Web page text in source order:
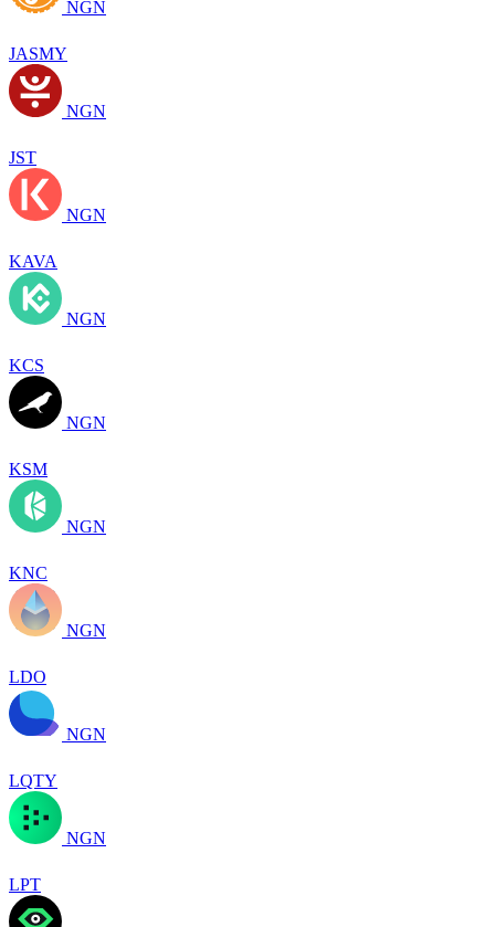
NGN
JASMY
NGN
JST
NGN
KAVA
NGN
KCS
NGN
KSM
NGN
KNC
NGN
LDO
NGN
LQTY
NGN
LPT